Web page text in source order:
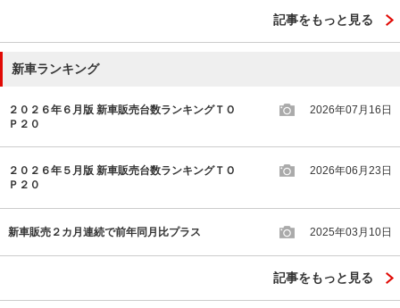
記事をもっと見る
新車ランキング
２０２６年６月版 新車販売台数ランキングＴＯ
Ｐ２０
2026年07月16日
２０２６年５月版 新車販売台数ランキングＴＯ
Ｐ２０
2026年06月23日
新車販売２カ月連続で前年同月比プラス 2025年03月10日
記事をもっと見る